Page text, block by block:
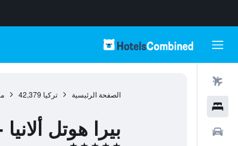
الصفحة الرئيسية تركيا 42,379
بيرا هوتل